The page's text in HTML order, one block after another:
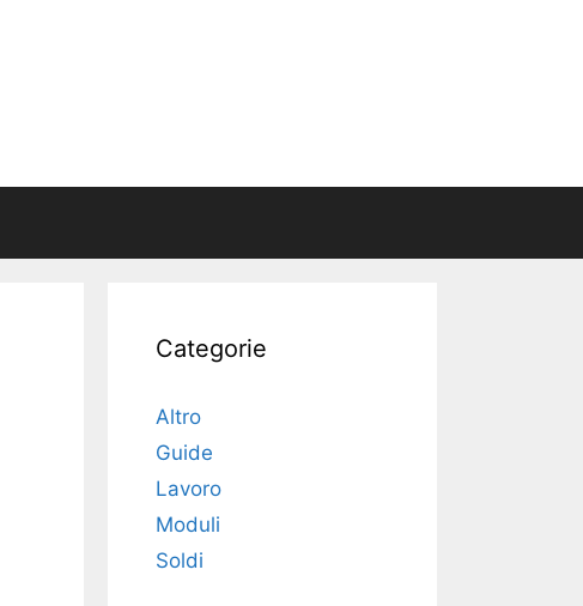
Categorie
Altro
Guide
Lavoro
Moduli
Soldi